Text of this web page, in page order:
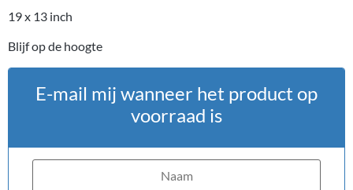
19 x 13 inch
Blijf op de hoogte
E-mail mij wanneer het product op
voorraad is